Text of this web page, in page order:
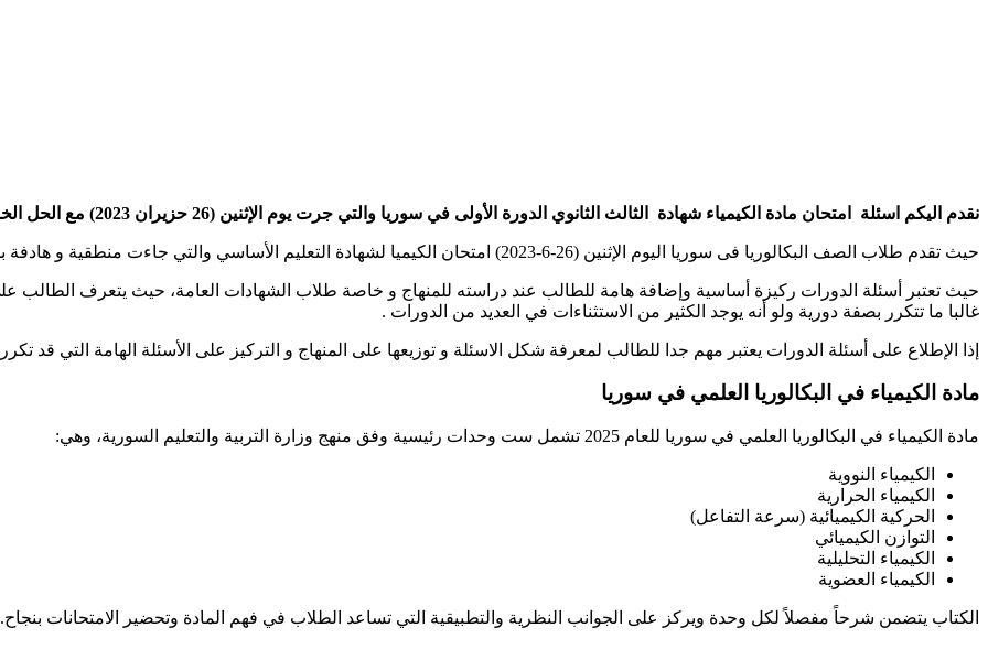
نقدم اليكم اسئلة امتحان مادة الكيمياء شهادة الثالث الثانوي الدورة الأولى في سوريا والتي جرت يوم الإثنين (26 حزيران 2023) مع الحل الخاص بها.
حيث تقدم طلاب الصف البكالوريا فى سوريا اليوم الإثنين (26-6-2023) امتحان الكيميا لشهادة التعليم الأساسي والتي جاءت منطقية و هادفة بحسب وزارة التربية السورية.
حيث تعتبر أسئلة الدورات ركيزة أساسية وإضافة هامة للطالب عند دراسته للمنهاج و خاصة طلاب الشهادات العامة، حيث يتعرف الطالب
غالبا ما تتكرر بصفة دورية ولو أنه يوجد الكثير من الاستثناءات في العديد من الدورات .
إذا الإطلاع على أسئلة الدورات يعتبر مهم جدا للطالب لمعرفة شكل الاسئلة و توزيعها على المنهاج و التركيز على الأسئلة الهامة التي قد
مادة الكيمياء في البكالوريا العلمي في سوريا
مادة الكيمياء في البكالوريا العلمي في سوريا للعام 2025 تشمل ست وحدات رئيسية وفق منهج وزارة التربية والتعليم السورية، وهي:
الكيمياء النووية
الكيمياء الحرارية
الحركية الكيميائية (سرعة التفاعل)
التوازن الكيميائي
الكيمياء التحليلية
الكيمياء العضوية
الكتاب يتضمن شرحاً مفصلاً لكل وحدة ويركز على الجوانب النظرية والتطبيقية التي تساعد الطلاب في فهم المادة وتحضير الامتحانات بنجاح.